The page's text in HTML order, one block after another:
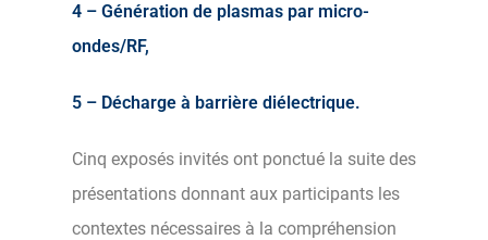
4 – Génération de plasmas par micro-
ondes/RF,
5 – Décharge à barrière diélectrique.
Cinq exposés invités ont ponctué la suite des
présentations donnant aux participants les
contextes nécessaires à la compréhension